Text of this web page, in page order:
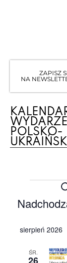
ZAPISZ
NA
POLSKO-
i
sierpień 2026
ŚR.
26